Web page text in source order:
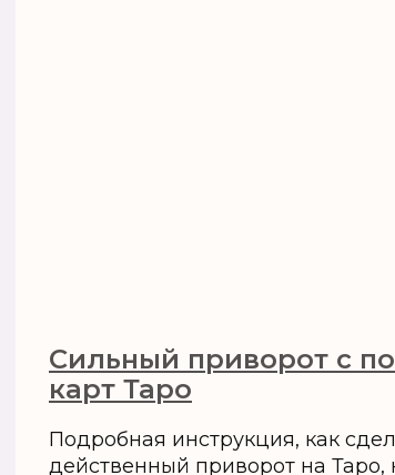
Сильный приворот с
карт Таро
Подробная инструкция, как
действенный приворот на Таро,